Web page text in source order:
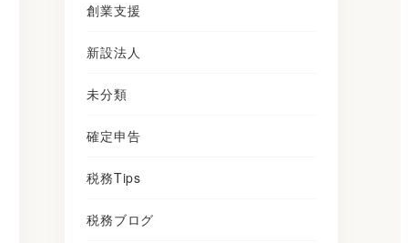
創業支援
新設法人
未分類
確定申告
税務Tips
税務ブログ